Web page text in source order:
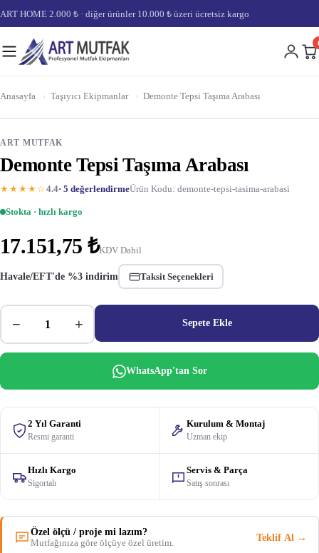
ART HOME 2.000 ₺ · diğer ürünler 10.000 ₺ üzeri ücretsiz kargo
Anasayfa › Taşıyıcı Ekipmanlar › Demonte Tepsi Taşıma Arabası
ART MUTFAK
Demonte Tepsi Taşıma Arabası
★★★★☆4.4· 5 değerlendirmeÜrün Kodu: demonte-tepsi-tasima-arabasi
Stokta · hızlı kargo
17.151,75 ₺KDV Dahil
Havale/EFT'de %3 indirim Taksit Seçenekleri
− + Sepete Ekle
WhatsApp'tan Sor
2 Yıl Garanti
Resmi garanti
Kurulum & Montaj
Uzman ekip
Hızlı Kargo
Sigortalı
Servis & Parça
Satış sonrası
Özel ölçü / proje mi lazım?
Mutfağınıza göre ölçüye özel üretim.
Teklif Al →